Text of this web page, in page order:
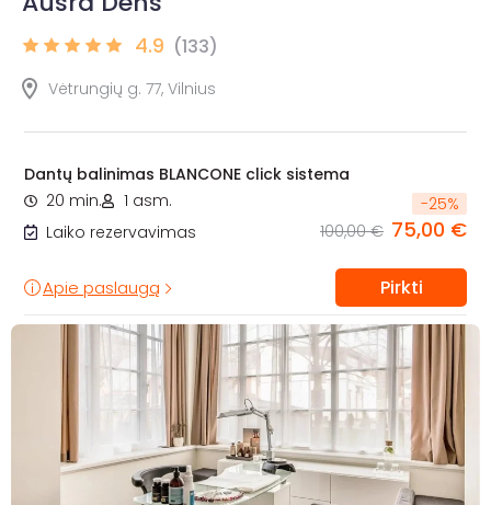
4.9 (133)
Vėtrungių g. 77, Vilnius
Dantų balinimas BLANCONE click sistema
20 min.
1 asm.
Laiko rezervavimas
-25%
100,00 € 75,00 €
Apie paslaugą Pirkti